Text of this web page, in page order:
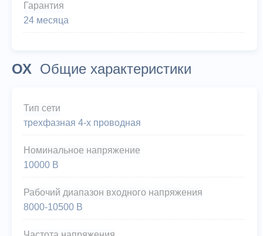
Гарантия
24 месяца
ОХ Общие характеристики
Тип сети
трехфазная 4-х проводная
Номинальное напряжение
10000 В
Рабочий диапазон входного напряжения
8000-10500 В